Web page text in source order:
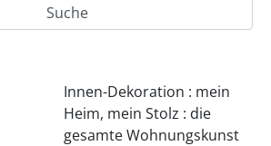
Innen-Dekoration : mein
Heim, mein Stolz : die
gesamte Wohnungskunst